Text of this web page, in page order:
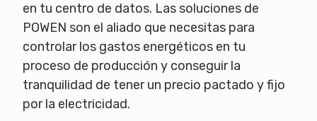
en tu centro de datos. Las soluciones de
POWEN son el aliado que necesitas para
controlar los gastos energéticos en tu
proceso de producción y conseguir la
tranquilidad de tener un precio pactado y fijo
por la electricidad.